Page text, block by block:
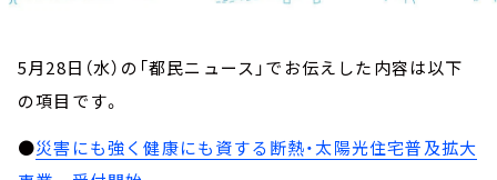
5月28日（水）の「都民ニュース」でお伝えした内容は以下
の項目です。
●災害にも強く健康にも資する断熱・太陽光住宅普及拡大